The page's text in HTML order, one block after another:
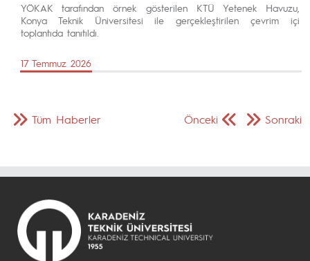
YÖKAK tarafından örnek gösterilen KTÜ Yetenek Havuzu,
Konya Teknik Üniversitesi ile gerçekleştirilen çevrim içi
toplantıda tanıtıldı.
17 Temmuz 2026
Önceki Sonraki
Tüm Haberler